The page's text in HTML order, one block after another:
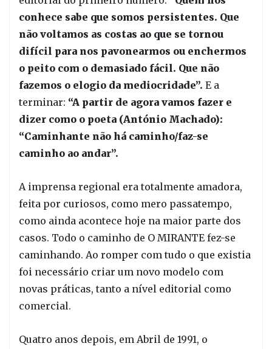
conhece sabe que somos persistentes. Que
não voltamos as costas ao que se tornou
difícil para nos pavonearmos ou enchermos
o peito com o demasiado fácil. Que não
fazemos o elogio da mediocridade”. E a
terminar: “A partir de agora vamos fazer e
dizer como o poeta (António Machado):
“Caminhante não há caminho/faz-se
caminho ao andar”.
A imprensa regional era totalmente amadora,
feita por curiosos, como mero passatempo,
como ainda acontece hoje na maior parte dos
casos. Todo o caminho de O MIRANTE fez-se
caminhando. Ao romper com tudo o que existia
foi necessário criar um novo modelo com
novas práticas, tanto a nível editorial como
comercial.
Quatro anos depois, em Abril de 1991, o